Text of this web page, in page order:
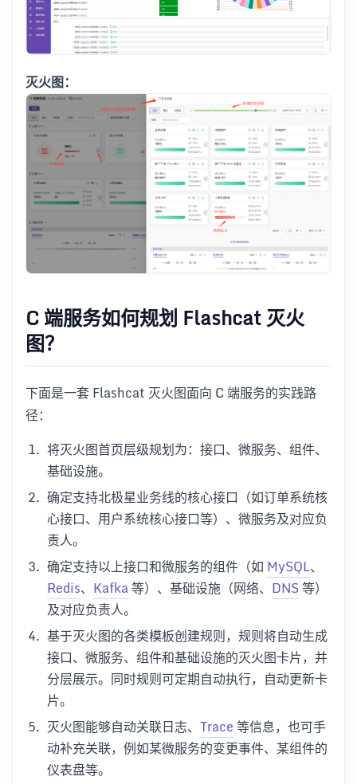
灭火图：
C 端服务如何规划 Flashcat 灭火
图？
下面是一套 Flashcat 灭火图面向 C 端服务的实践路
径：
将灭火图首页层级规划为：接口、微服务、组件、
基础设施。
确定支持北极星业务线的核心接口（如订单系统核
心接口、用户系统核心接口等）、微服务及对应负
责人。
确定支持以上接口和微服务的组件（如 MySQL、
Redis、 Kafka等）、基础设施（网络、 DNS等）
及对应负责人。
基于灭火图的各类模板创建规则，规则将自动生成
接口、微服务、组件和基础设施的灭火图卡片，并
分层展示。同时规则可定期自动执行，自动更新卡
片。
灭火图能够自动关联日志、 Trace等信息，也可手
动补充关联，例如某微服务的变更事件、某组件的
仪表盘等。